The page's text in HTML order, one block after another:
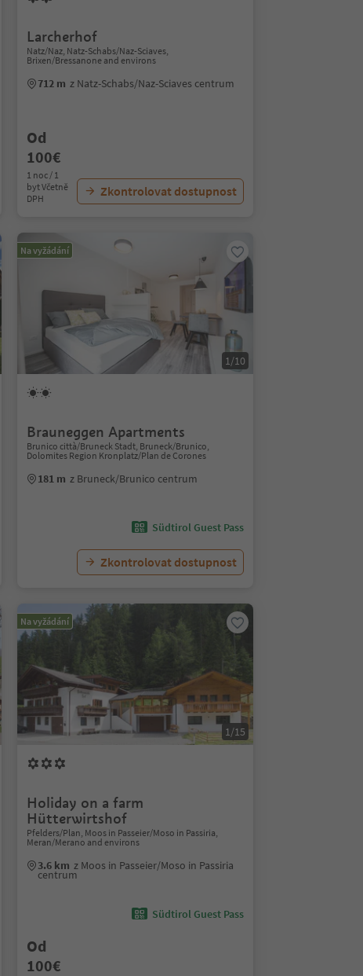
Larcherhof
Natz/Naz, Natz-Schabs/Naz-Sciaves,
Brixen/Bressanone and environs
712 m z Natz-Schabs/Naz-Sciaves centrum
Od
100€
1 noc / 1
byt Včetně
DPH
Zkontrolovat dostupnost
Na vyžádání
1/10
Brauneggen Apartments
Brunico città/Bruneck Stadt, Bruneck/Brunico,
Dolomites Region Kronplatz/Plan de Corones
181 m z Bruneck/Brunico centrum
Südtirol Guest Pass
Zkontrolovat dostupnost
Na vyžádání
1/15
Holiday on a farm
Hütterwirtshof
Pfelders/Plan, Moos in Passeier/Moso in Passiria,
Meran/Merano and environs
3.6 km z Moos in Passeier/Moso in Passiria
centrum
Südtirol Guest Pass
Od
100€